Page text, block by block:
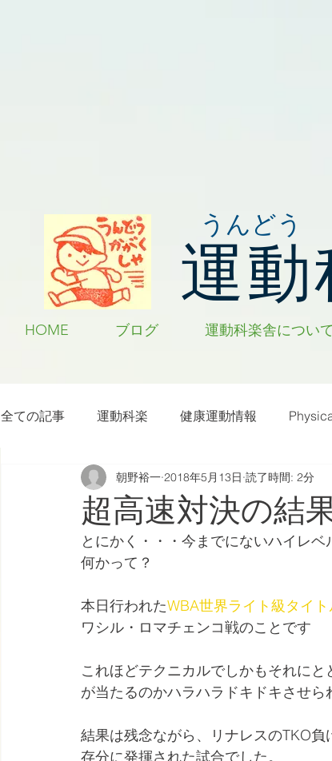
うんど
運動
HOME ブログ 運動科楽舎について
全ての記事 運動科楽 健康運動情報
ちょっと楽 (Entertainment) な話 雑感その他
RWC2019 ラグビー カラダフリー 身
ボクシング YouTube 身体メンテ ヨガ
超高速対決の結
朝野裕一 2018年5月13日 読了時間: 2分
とにかく・・・今までにないハイレベ
何かって？
本日行われたWBA世界ライト級タイ
ワシル・ロマチェンコ戦のことです
これほどテクニカルでしかもそれに
が当たるのかハラハラドキドキさせら
結果は残念ながら、リナレスのTKO
存分に発揮された試合でした。